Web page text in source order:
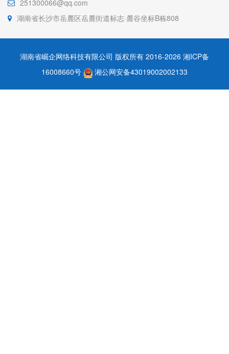
251300066@qq.com
湖南省长沙市岳麓区岳麓街道标志·麓谷坐标B栋808
湖南省崛企网络科技有限公司 版权所有 2016-2026 湘ICP备
16008660号
湘公网安备43019002002133